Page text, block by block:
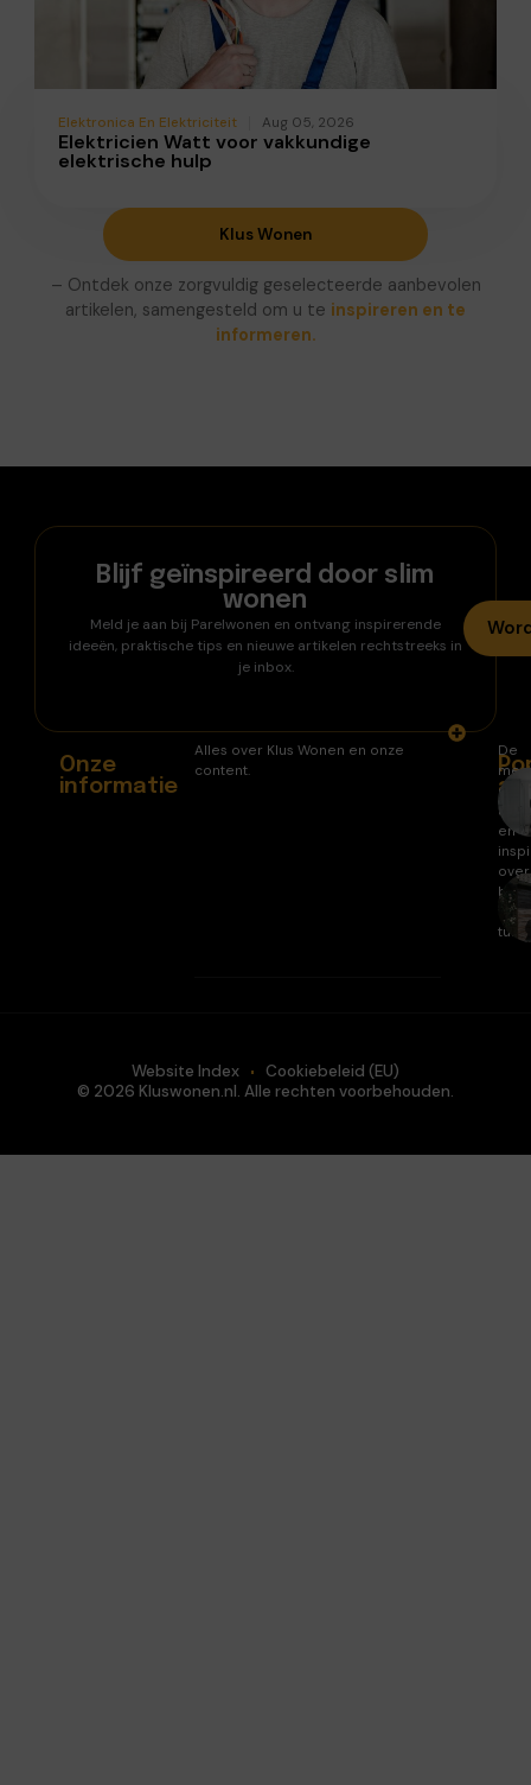
Elektronica En Elektriciteit Aug 05, 2026
Elektricien Watt voor vakkundige
elektrische hulp
Klus Wonen
– Ontdek onze zorgvuldig geselecteerde aanbevolen
artikelen, samengesteld om u te inspireren en te
informeren.
Blijf geïnspireerd door slim
wonen
Meld je aan bij Parelwonen en ontvang inspirerende
ideeën, praktische tips en nieuwe artikelen rechtstreeks in
je inbox.
Onze
informatie
Alles over Klus Wonen en onze
content.
De
en
over
huis
en
tuin.
© 2026 Kluswonen.nl. Alle rechten voorbehouden.
Website Index Cookiebeleid (EU)